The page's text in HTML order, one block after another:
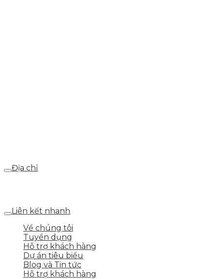
Địa chỉ
Liên kết nhanh
Về chúng tôi
Tuyển dụng
Hỗ trợ khách hàng
Dự án tiêu biểu
Blog và Tin tức
Hỗ trợ khách hàng